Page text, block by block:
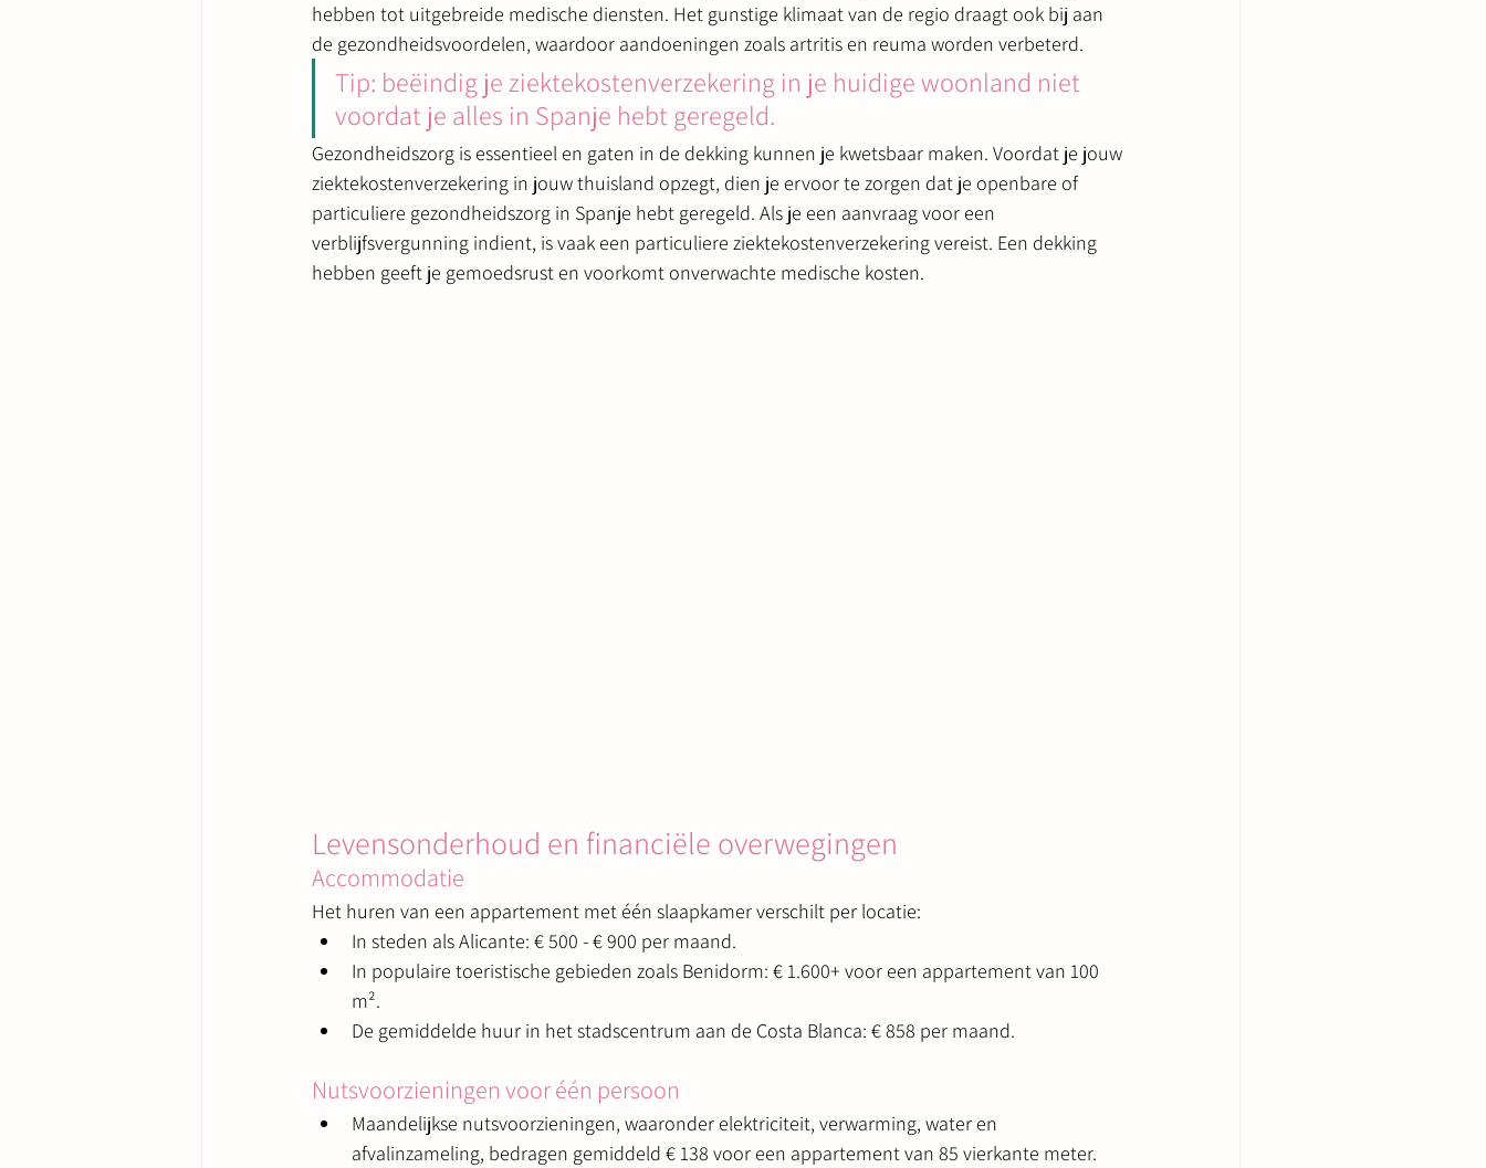
hebben tot uitgebreide medische diensten. Het gunstige klimaat van de regio draagt ​​ook bij aan
de gezondheidsvoordelen, waardoor aandoeningen zoals artritis en reuma worden verbeterd.
Tip: beëindig je ziektekostenverzekering in je huidige woonland niet
voordat je alles in Spanje hebt geregeld.
Gezondheidszorg is essentieel en gaten in de dekking kunnen je kwetsbaar maken. Voordat je jouw
ziektekostenverzekering in jouw thuisland opzegt, dien je ervoor te zorgen dat je openbare of
particuliere gezondheidszorg in Spanje hebt geregeld. Als je een aanvraag voor een
verblijfsvergunning indient, is vaak een particuliere ziektekostenverzekering vereist. Een dekking
hebben geeft je gemoedsrust en voorkomt onverwachte medische kosten.
Levensonderhoud en financiële overwegingen
Accommodatie
Het huren van een appartement met één slaapkamer verschilt per locatie:
In steden als Alicante: € 500 - € 900 per maand.
In populaire toeristische gebieden zoals Benidorm: € 1.600+ voor een appartement van 100
m².
De gemiddelde huur in het stadscentrum aan de Costa Blanca: € 858 per maand.
Nutsvoorzieningen voor één persoon
Maandelijkse nutsvoorzieningen, waaronder elektriciteit, verwarming, water en
afvalinzameling, bedragen gemiddeld € 138 voor een appartement van 85 vierkante meter.